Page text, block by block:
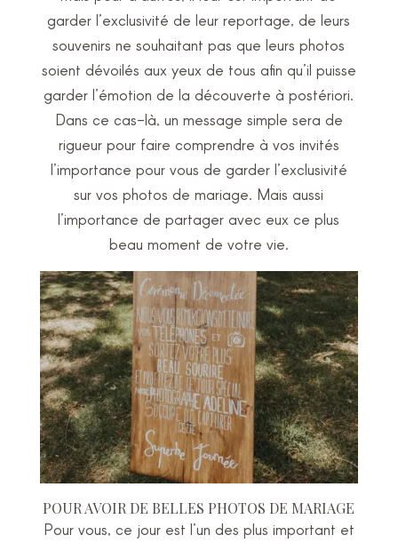
garder l’exclusivité de leur reportage, de leurs
souvenirs ne souhaitant pas que leurs photos
soient dévoilés aux yeux de tous afin qu’il puisse
garder l’émotion de la découverte à postériori.
Dans ce cas-là, un message simple sera de
rigueur pour faire comprendre à vos invités
l’importance pour vous de garder l’exclusivité
sur vos photos de mariage. Mais aussi
l’importance de partager avec eux ce plus
beau moment de votre vie.
POUR AVOIR DE BELLES PHOTOS DE MARIAGE
Pour vous, ce jour est l’un des plus important et